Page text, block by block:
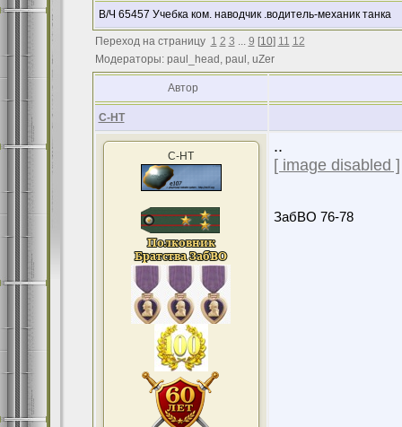
В/Ч 65457 Учебка ком. наводчик .водитель-механик танка
Переход на страницу 1 2 3 ... 9 [10] 11 12
Модераторы: paul_head, paul, uZer
Автор
С-НТ
С-НТ
..
[ image disabled ]
ЗабВО 76-78